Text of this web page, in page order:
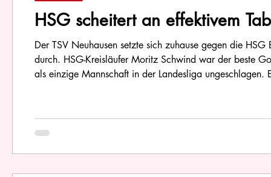
HSG scheitert an effektivem
Der TSV Neuhausen setzte sich zuhause gegen die
durch. HSG-Kreisläufer Moritz Schwind war der beste
als einzige Mannschaft in der Landesliga